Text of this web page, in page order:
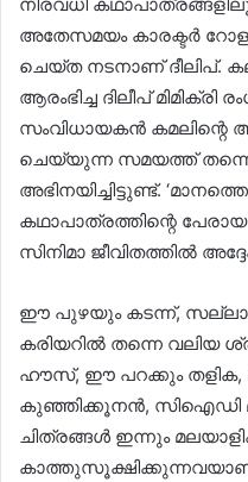
അതേസമയം കാരക്ടർ
ചെയ്ത നടനാണ് ദീലിപ്.
ആരംഭിച്ച ദിലീപ്
സംവിധായകൻ കമലിന്റെ
ചെയ്യുന്ന സമയത്ത് തന്നെ
അഭിനയിച്ചിട്ടുണ്ട്.
കഥാപാത്രത്തിന്റെ പേരായ
സിനിമാ ജീവിതത്തിൽ
ഈ പുഴയും കടന്ന്,
കരിയറിൽ തന്നെ വലിയ
ഹൗസ്, ഈ പറക്കും തളിക,
കുഞ്ഞിക്കൂനൻ, സിഐഡി
ചിത്രങ്ങൾ ഇന്നും